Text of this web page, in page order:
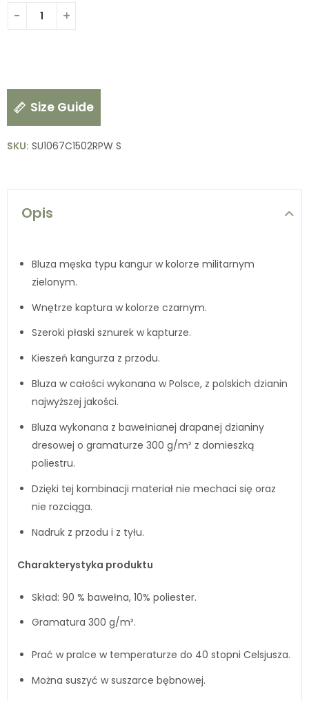
Size Guide
SKU: SU1067C1502RPW S
Opis
Bluza męska typu kangur w kolorze militarnym
zielonym.
Wnętrze kaptura w kolorze czarnym.
Szeroki płaski sznurek w kapturze.
Kieszeń kangurza z przodu.
Bluza w całości wykonana w Polsce, z polskich dzianin
najwyższej jakości.
Bluza wykonana z bawełnianej drapanej dzianiny
dresowej o gramaturze 300 g/m² z domieszką
poliestru.
Dzięki tej kombinacji materiał nie mechaci się oraz
nie rozciąga.
Nadruk z przodu i z tyłu.
Charakterystyka produktu
Skład: 90 % bawełna, 10% poliester.
Gramatura 300 g/m².
Prać w pralce w temperaturze do 40 stopni Celsjusza.
Można suszyć w suszarce bębnowej.